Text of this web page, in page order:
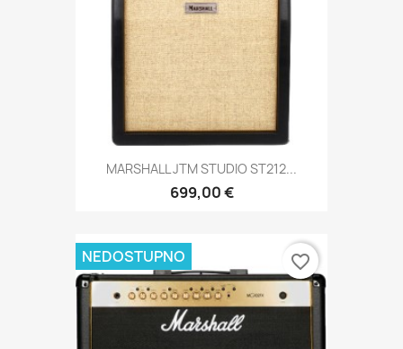
MARSHALL JTM STUDIO ST212...
699,00 €
NEDOSTUPNO favorite_border